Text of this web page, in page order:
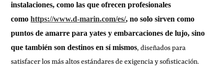
instalaciones, como las que ofrecen profesionales
comohttps://www.d-marin.com/es/, no solo sirven como
puntos de amarre para yates y embarcaciones de lujo, sino
que también son destinos en sí mismos, diseñados para
satisfacer los más altos estándares de exigencia y sofisticación.